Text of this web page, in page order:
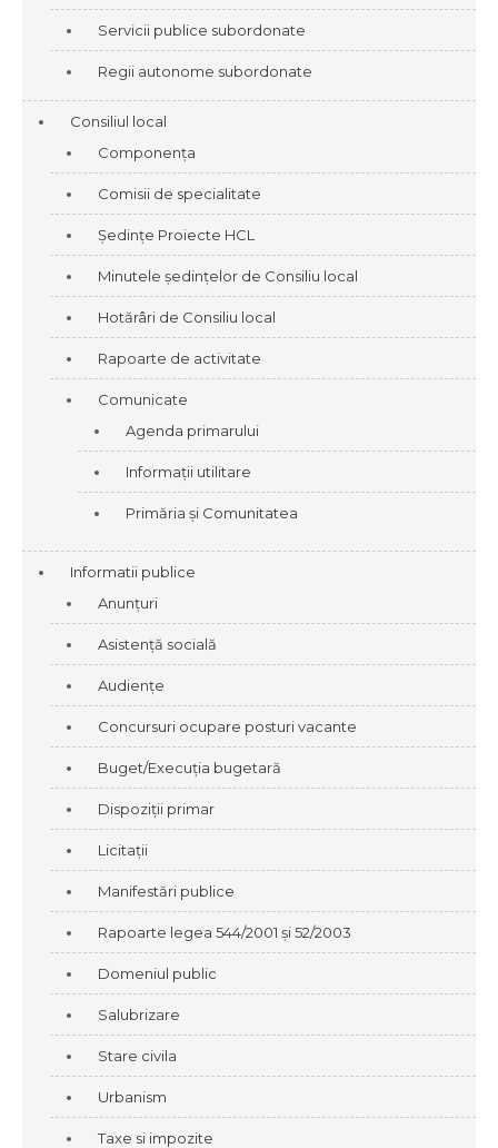
Servicii publice subordonate
Regii autonome subordonate
Consiliul local
Componența
Comisii de specialitate
Ședințe Proiecte HCL
Minutele ședințelor de Consiliu local
Hotărâri de Consiliu local
Rapoarte de activitate
Comunicate
Agenda primarului
Informații utilitare
Primăria și Comunitatea
Informatii publice
Anunțuri
Asistență socială
Audiențe
Concursuri ocupare posturi vacante
Buget/Execuția bugetară
Dispoziții primar
Licitații
Manifestări publice
Rapoarte legea 544/2001 și 52/2003
Domeniul public
Salubrizare
Stare civila
Urbanism
Taxe si impozite